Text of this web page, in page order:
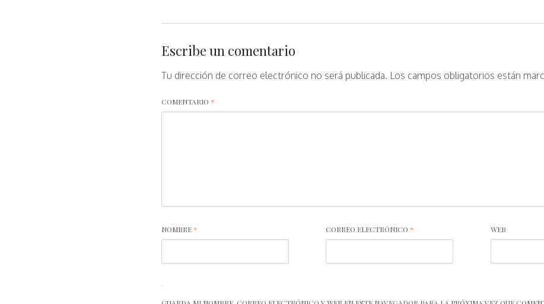
Escribe un comentario
Tu dirección de correo electrónico no será publicada. Los campos obligatorios están
COMENTARIO *
NOMBRE * CORREO ELECTRÓNICO * WEB